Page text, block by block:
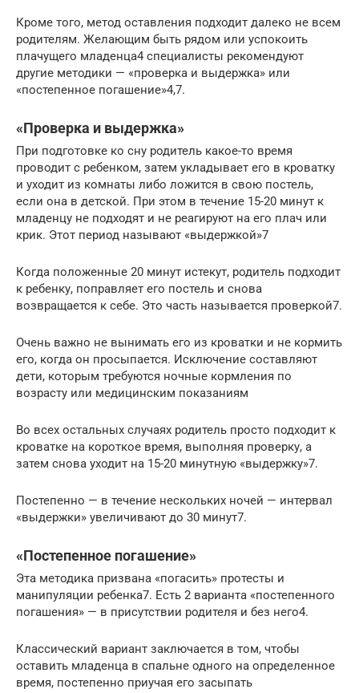
Кроме того, метод оставления подходит далеко не всем
родителям. Желающим быть рядом или успокоить
плачущего младенца4 специалисты рекомендуют
другие методики — «проверка и выдержка» или
«постепенное погашение»4,7.
«Проверка и выдержка»
При подготовке ко сну родитель какое-то время
проводит с ребенком, затем укладывает его в кроватку
и уходит из комнаты либо ложится в свою постель,
если она в детской. При этом в течение 15-20 минут к
младенцу не подходят и не реагируют на его плач или
крик. Этот период называют «выдержкой»7
Когда положенные 20 минут истекут, родитель подходит
к ребенку, поправляет его постель и снова
возвращается к себе. Это часть называется проверкой7.
Очень важно не вынимать его из кроватки и не кормить
его, когда он просыпается. Исключение составляют
дети, которым требуются ночные кормления по
возрасту или медицинским показаниям
Во всех остальных случаях родитель просто подходит к
кроватке на короткое время, выполняя проверку, а
затем снова уходит на 15-20 минутную «выдержку»7.
Постепенно — в течение нескольких ночей — интервал
«выдержки» увеличивают до 30 минут7.
«Постепенное погашение»
Эта методика призвана «погасить» протесты и
манипуляции ребенка7. Есть 2 варианта «постепенного
погашения» — в присутствии родителя и без него4.
Классический вариант заключается в том, чтобы
оставить младенца в спальне одного на определенное
время, постепенно приучая его засыпать